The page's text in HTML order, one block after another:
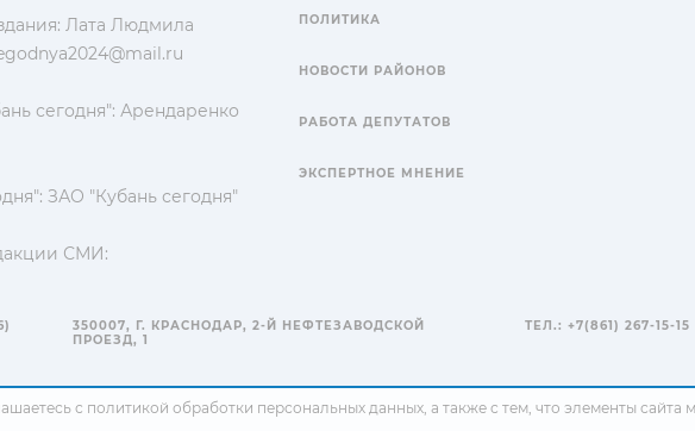
Лата Людмила
сегодня": Арендаренко
ЗАО "Кубань сегодня"
СМИ:
ПОЛИТИКА
НОВОСТИ РАЙОНОВ
РАБОТА ДЕПУТАТОВ
ЭКСПЕРТНОЕ МНЕНИЕ
350007, Г. КРАСНОДАР, 2-Й НЕФТЕЗАВОДСКОЙ
ПРОЕЗД, 1
ТЕЛ.: +7(861) 267-15-15
с политикой обработки персональных данных, а также с тем, что элементы сайта